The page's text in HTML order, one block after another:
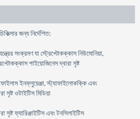
জন্য নির্দেশিত:
সংক্রমণ যা স্ট্রেপ্টোকক্কাস নিউমোনিয়া,
পাইয়োজিনেস দ্বারা সৃষ্ট
ইনফ্লুয়েঞ্জা, স্ট্যাফাইলোকক্কি এবং
সৃষ্ট ওটাইটিস মিডিয়া
ফ্যারিঞ্জাইটিস এবং টনসিলাইটিস